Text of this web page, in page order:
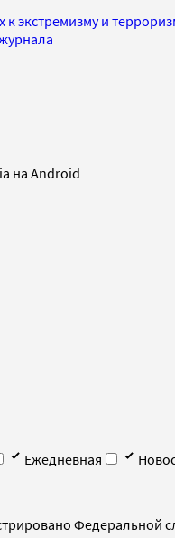
к экстремизму и
на Android
Ежедневная
Федеральной